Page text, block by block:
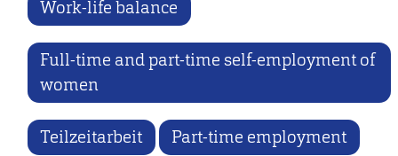
Work-life balance
Full-time and part-time self-employment of
women
Teilzeitarbeit Part-time employment